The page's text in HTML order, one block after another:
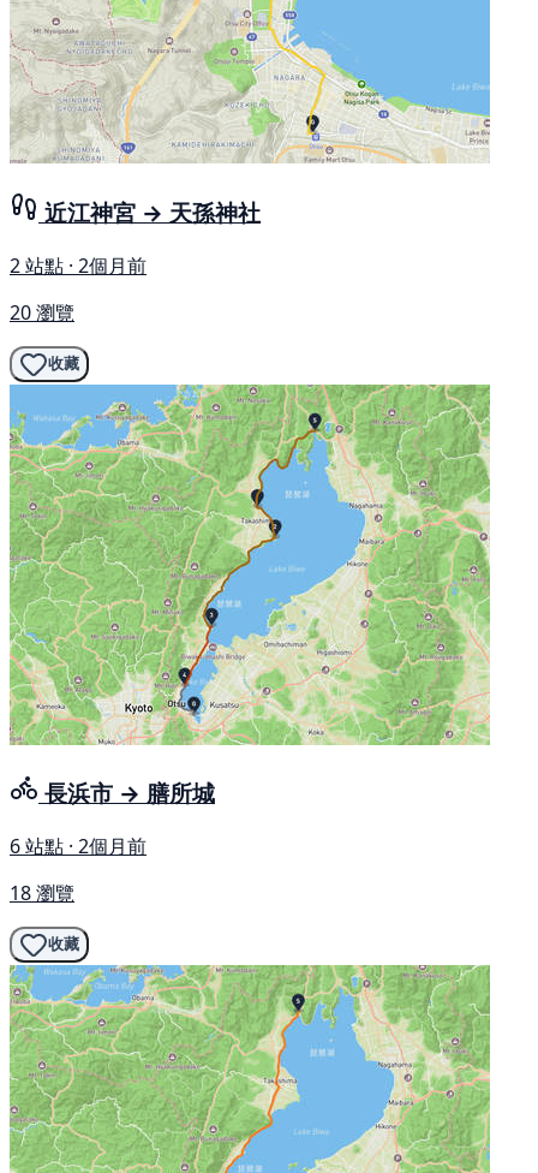
近江神宮 → 天孫神社
2 站點 · 2個月前
20 瀏覽
收藏
長浜市 → 膳所城
6 站點 · 2個月前
18 瀏覽
收藏